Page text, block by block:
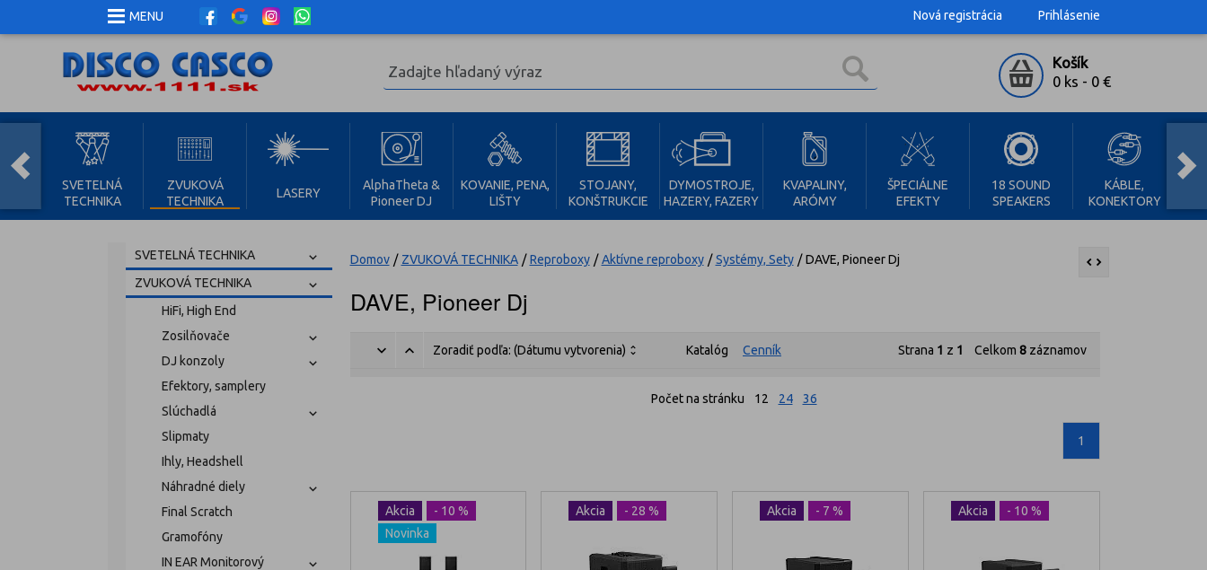
MENU Nová registrácia Prihlásenie
Košík
0 ks - 0 €
SVETELNÁ
TECHNIKA
ZVUKOVÁ
TECHNIKA
LASERY
AlphaTheta &
Pioneer DJ
KOVANIE, PENA,
LIŠTY
STOJANY,
KONŠTRUKCIE
DYMOSTROJE,
HAZERY, FAZERY
KVAPALINY,
ARÓMY
ŠPECIÁLNE
EFEKTY
18 SOUND
SPEAKERS
KÁBLE,
KONEKTORY
SVETELNÁ TECHNIKA
ZVUKOVÁ TECHNIKA
HiFi, High End
Zosilňovače
DJ konzoly
Efektory, samplery
Slúchadlá
Slipmaty
Ihly, Headshell
Náhradné diely
Final Scratch
Gramofóny
IN EAR Monitorový
Domov / ZVUKOVÁ TECHNIKA / Reproboxy / Aktívne reproboxy / Systémy, Sety / DAVE, Pioneer Dj
DAVE, Pioneer Dj
Zoradiť podľa: (Dátumu vytvorenia) Katalóg Cenník Strana 1 z 1 Celkom 8záznamov
Počet na stránku 12 24 36
1
Akcia
- 10 %
Novinka
Akcia - 28 % Akcia - 7 % Akcia - 10 %